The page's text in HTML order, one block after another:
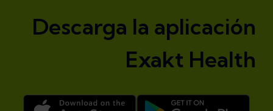
Descarga la aplicación
Exakt Health